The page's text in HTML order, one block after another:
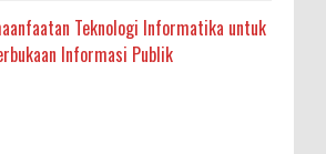
Teknologi Informatika untuk
Informasi Publik